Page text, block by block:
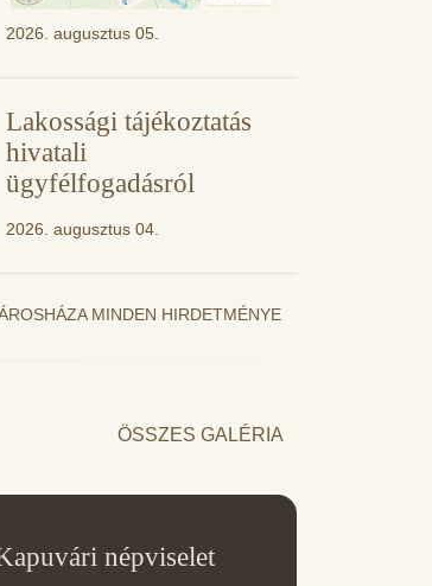
2026. augusztus 05.
Lakossági tájékoztatás
hivatali
ügyfélfogadásról
2026. augusztus 04.
MINDEN HIRDETMÉNYE
ÖSSZES GALÉRIA
népviselet